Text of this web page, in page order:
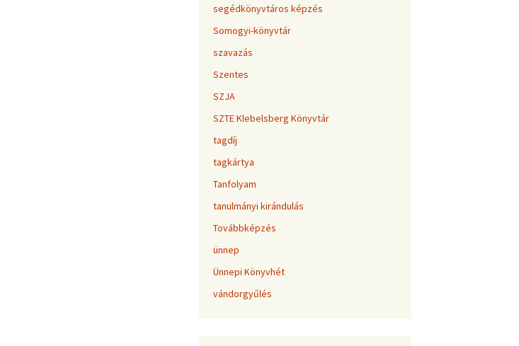
segédkönyvtáros képzés
Somogyi-könyvtár
szavazás
Szentes
SZJA
SZTE Klebelsberg Könyvtár
tagdíj
tagkártya
Tanfolyam
tanulmányi kirándulás
Továbbképzés
ünnep
Ünnepi Könyvhét
vándorgyűlés